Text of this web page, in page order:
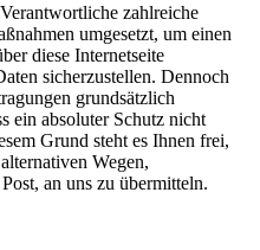
zahlreiche
umgesetzt, um einen
diese Internetseite
sicherzustellen. Dennoch
grundsätzlich
ein absoluter Schutz nicht
Grund steht es Ihnen frei,
Wegen,
an uns zu übermitteln.